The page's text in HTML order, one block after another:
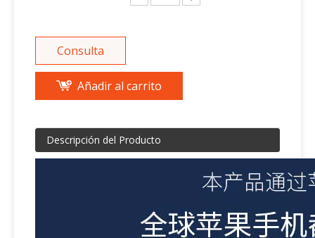
Consulta
Añadir al carrito
Descripción del Producto